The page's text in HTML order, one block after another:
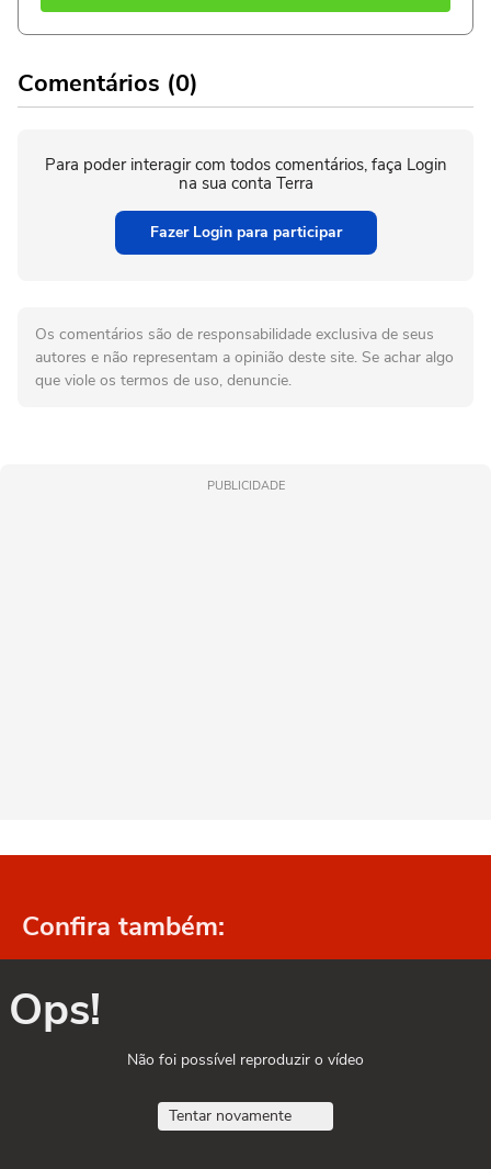
Comentários (0)
Para poder interagir com todos comentários, faça Login
na sua conta Terra
Fazer Login para participar
Os comentários são de responsabilidade exclusiva de seus
autores e não representam a opinião deste site. Se achar algo
que viole os termos de uso, denuncie.
PUBLICIDADE
Confira também:
Ops!
Não foi possível reproduzir o vídeo
Tentar novamente